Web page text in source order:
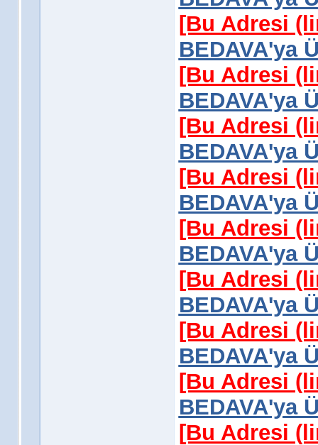
[Bu Adresi
BEDAVA'ya
[Bu Adresi
BEDAVA'ya
[Bu Adresi
BEDAVA'ya
[Bu Adresi
BEDAVA'ya
[Bu Adresi
BEDAVA'ya
[Bu Adresi
BEDAVA'ya
[Bu Adresi
BEDAVA'ya
[Bu Adresi
BEDAVA'ya
[Bu Adresi